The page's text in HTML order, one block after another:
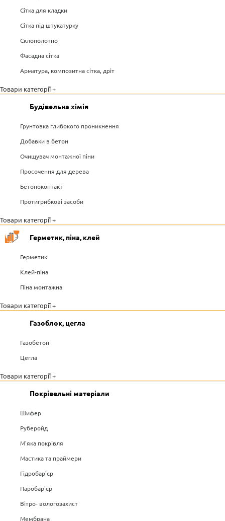
Сітка для кладки
Сітка під штукатурку
Склополотно
Фасадна сітка
Арматура, композитна сітка, дріт
Товари категорії +
Будівельна хімія
Грунтовка глибокого проникнення
Добавки в бетон
Очищувач монтажної піни
Просочення для дерева
Бетоноконтакт
Протигрибкові засоби
Товари категорії +
Герметик, піна, клей
Герметик
Клей-піна
Піна монтажна
Товари категорії +
Газоблок, цегла
Газобетон
Цегла
Товари категорії +
Покрівельні матеріали
Шифер
Руберойд
М'яка покрівля
Мастика та праймери
Гідробар'єр
Паробар'єр
Вітро- вологозахист
Мембрана